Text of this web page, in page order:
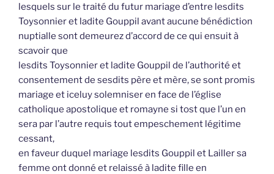
lesquels sur le traité du futur mariage d’entre lesdits
Toysonnier et ladite Gouppil avant aucune bénédiction
nuptialle sont demeurez d’accord de ce qui ensuit à
scavoir que
lesdits Toysonnier et ladite Gouppil de l’authorité et
consentement de sesdits père et mère, se sont promis
mariage et iceluy solemniser en face de l’église
catholique apostolique et romayne si tost que l’un en
sera par l’autre requis tout empeschement légitime
cessant,
en faveur duquel mariage lesdits Gouppil et Lailler sa
femme ont donné et relaissé à ladite fille en